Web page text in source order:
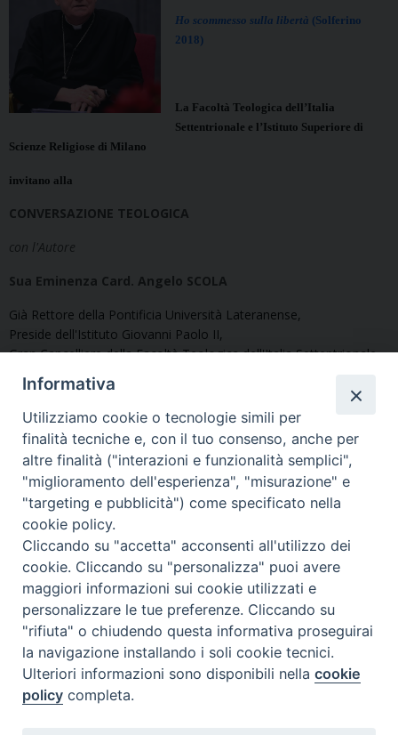
Ho scommesso sulla libertà (Solferino
2018)
La Facoltà Teologica dell’Italia
Settentrionale e l’Istituto Superiore di
Scienze Religiose di Milano
invitano alla
CONVERSAZIONE TEOLOGICA
con l'Autore
Sua Eminenza Card. Angelo SCOLA
Già Rettore della Pontificia Università Lateranense,
Preside dell'Istituto Giovanni Paolo II,
Gran Cancelliere della Facoltà Teologica dell'Italia Settentrionale
* * *
Giovedì 4 aprile 2019, Sala Convegni (ore 17.45 – 19.15)
presso laFacoltà Teologica dell'Italia Settentrionale
Via Cavalieri del Santo
Sepolcro 3, 20121 Milano
Ingresso libero
Per gli studenti che seguono i corsi di “Teologia filosofica” (Prof.
Epis) e “Morale sessuale” (Prof. Fumagalli) nella medesima
fascia oraria,
la partecipazione all'evento concorrerà al
raggiungimento del relativo “monte ore” (2/3).
Pertanto, verranno raccolte le presenze.
Informativa
Utilizziamo cookie o tecnologie simili per
finalità tecniche e, con il tuo consenso, anche per
altre finalità ("interazioni e funzionalità semplici",
"miglioramento dell'esperienza", "misurazione" e
"targeting e pubblicità") come specificato nella
cookie policy.
Cliccando su "accetta" acconsenti all'utilizzo dei
cookie. Cliccando su "personalizza" puoi avere
maggiori informazioni sui cookie utilizzati e
personalizzare le tue preferenze. Cliccando su
"rifiuta" o chiudendo questa informativa proseguirai
la navigazione installando i soli cookie tecnici.
Ulteriori informazioni sono disponibili nellacookie
policy completa.